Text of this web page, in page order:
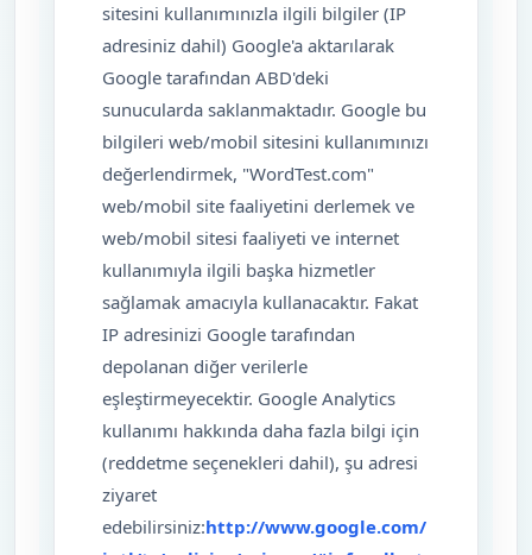
sitesini kullanımınızla ilgili bilgiler (IP
adresiniz dahil) Google'a aktarılarak
Google tarafından ABD'deki
sunucularda saklanmaktadır. Google bu
bilgileri web/mobil sitesini kullanımınızı
değerlendirmek, "WordTest.com"
web/mobil site faaliyetini derlemek ve
web/mobil sitesi faaliyeti ve internet
kullanımıyla ilgili başka hizmetler
sağlamak amacıyla kullanacaktır. Fakat
IP adresinizi Google tarafından
depolanan diğer verilerle
eşleştirmeyecektir. Google Analytics
kullanımı hakkında daha fazla bilgi için
(reddetme seçenekleri dahil), şu adresi
ziyaret
edebilirsiniz:http://www.google.com/